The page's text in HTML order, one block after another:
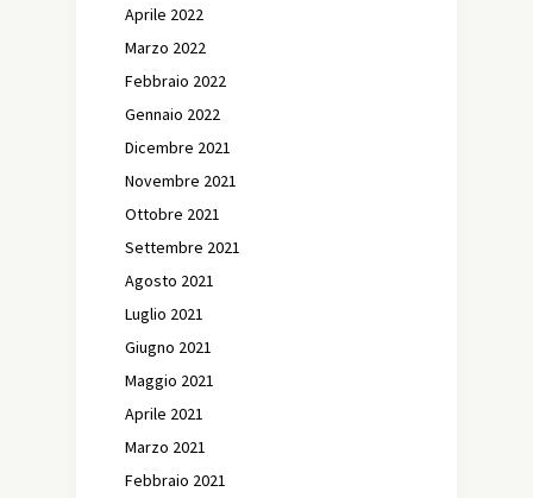
Aprile 2022
Marzo 2022
Febbraio 2022
Gennaio 2022
Dicembre 2021
Novembre 2021
Ottobre 2021
Settembre 2021
Agosto 2021
Luglio 2021
Giugno 2021
Maggio 2021
Aprile 2021
Marzo 2021
Febbraio 2021